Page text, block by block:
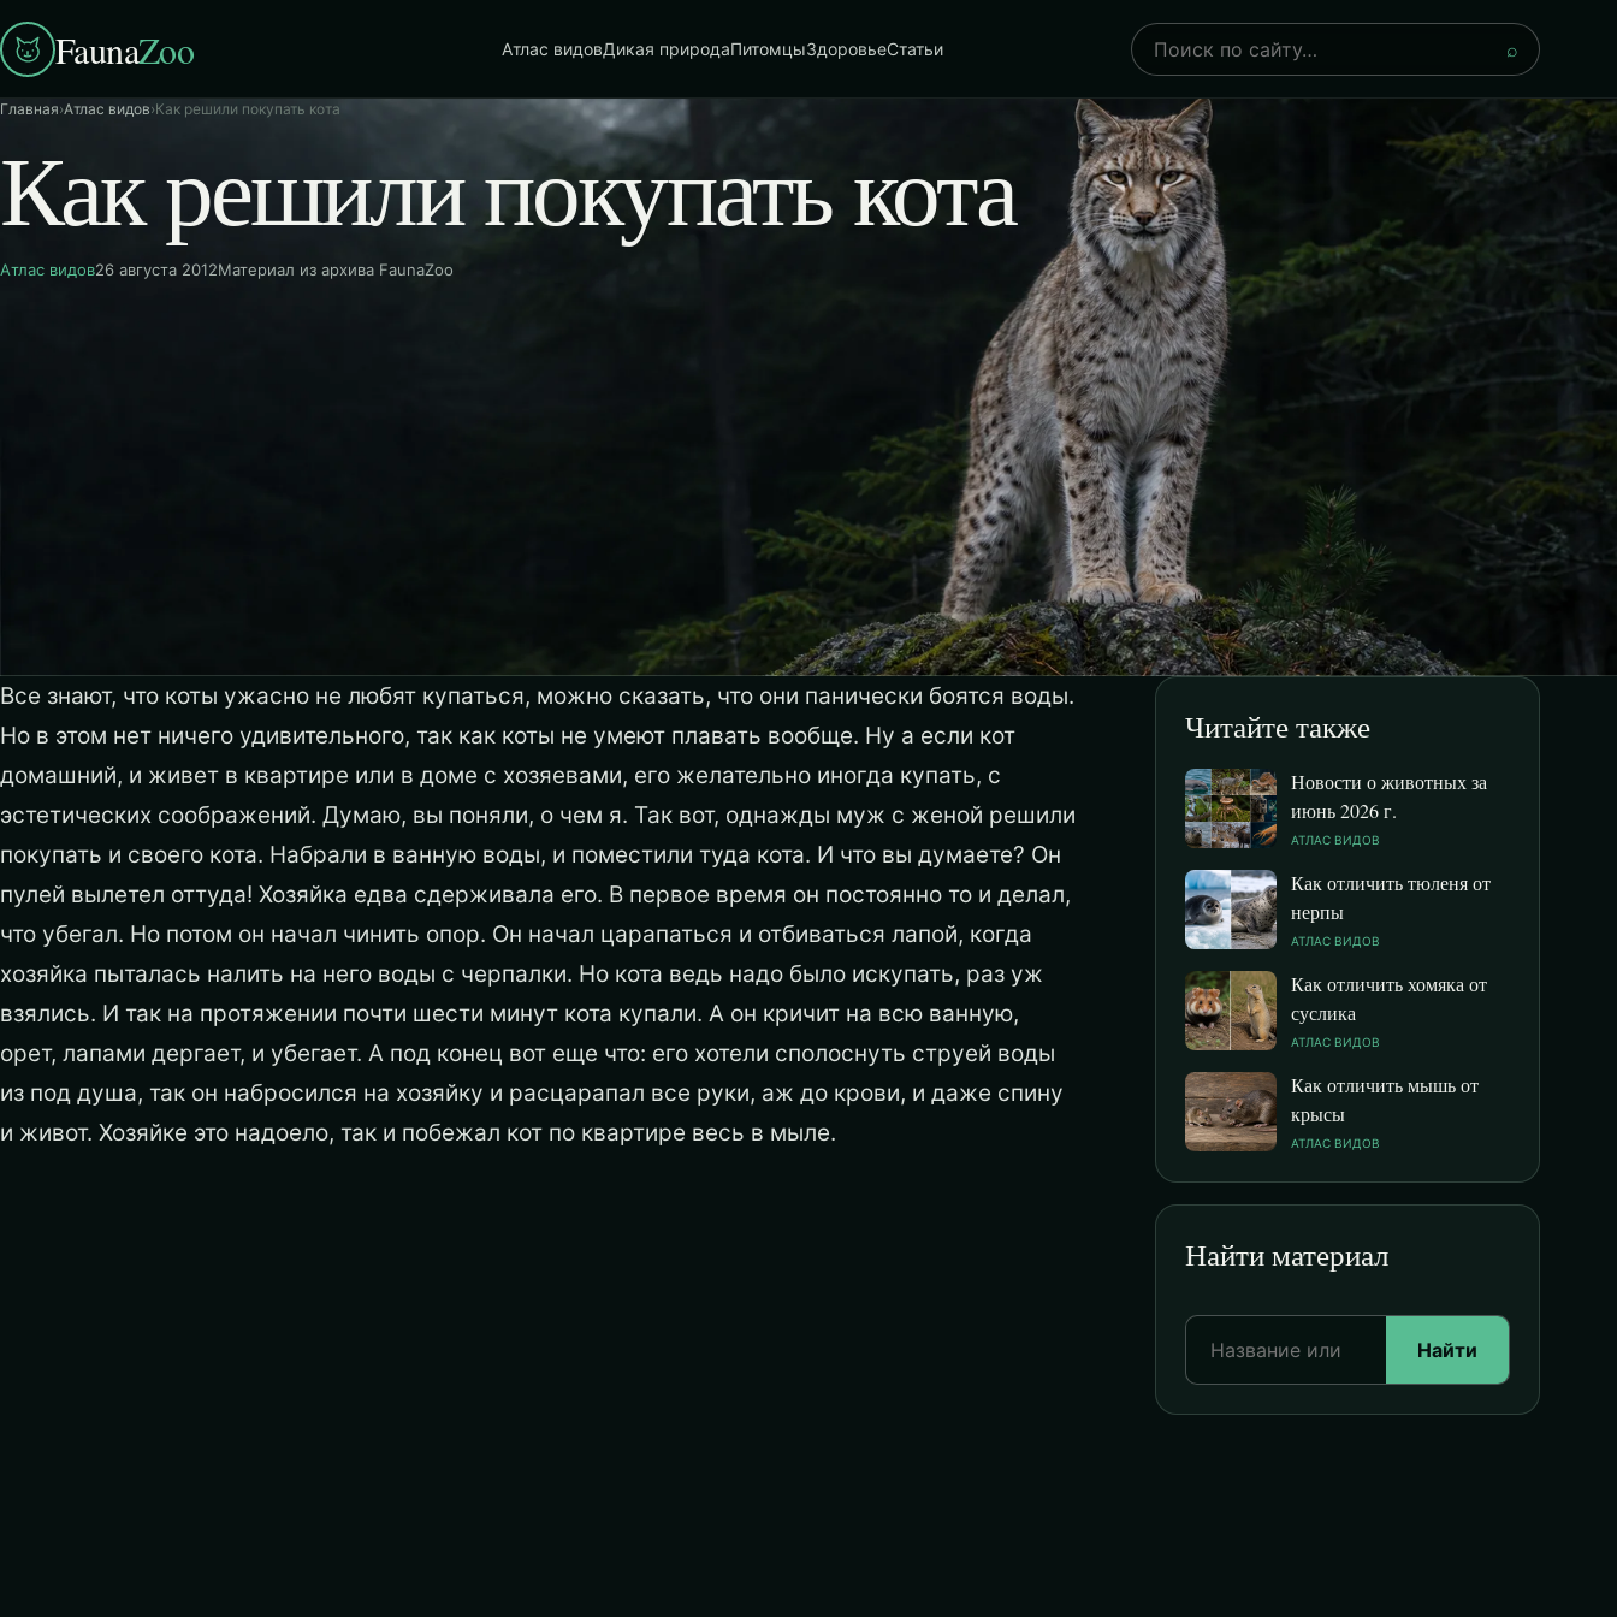
FaunaZoo Атлас видовДикая природаПитомцыЗдоровьеСтатьи
Поиск
⌕
Главная›Атлас видов›Как решили покупать кота
Как решили покупать кота
Атлас видов26 августа 2012Материал из архива FaunaZoo
Все знают, что коты ужасно не любят купаться, можно сказать, что они панически боятся воды.
Но в этом нет ничего удивительного, так как коты не умеют плавать вообще. Ну а если кот
домашний, и живет в квартире или в доме с хозяевами, его желательно иногда купать, с
эстетических соображений. Думаю, вы поняли, о чем я. Так вот, однажды муж с женой решили
покупать и своего кота. Набрали в ванную воды, и поместили туда кота. И что вы думаете? Он
пулей вылетел оттуда! Хозяйка едва сдерживала его. В первое время он постоянно то и делал,
что убегал. Но потом он начал чинить опор. Он начал царапаться и отбиваться лапой, когда
хозяйка пыталась налить на него воды с черпалки. Но кота ведь надо было искупать, раз уж
взялись. И так на протяжении почти шести минут кота купали. А он кричит на всю ванную,
орет, лапами дергает, и убегает. А под конец вот еще что: его хотели сполоснуть струей воды
из под душа, так он набросился на хозяйку и расцарапал все руки, аж до крови, и даже спину
и живот. Хозяйке это надоело, так и побежал кот по квартире весь в мыле.
Читайте также
Новости о животных за
июнь 2026 г.
АТЛАС ВИДОВ
Как отличить тюленя от
нерпы
АТЛАС ВИДОВ
Как отличить хомяка от
суслика
АТЛАС ВИДОВ
Как отличить мышь от
крысы
АТЛАС ВИДОВ
Найти материал
Найти